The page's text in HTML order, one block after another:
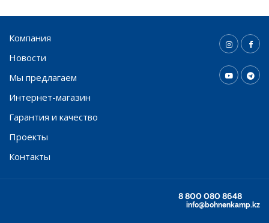
Компания
Новости
Мы предлагаем
Интернет-магазин
Гарантия и качество
Проекты
Контакты
8 800 080 8648
info@bohnenkamp.kz